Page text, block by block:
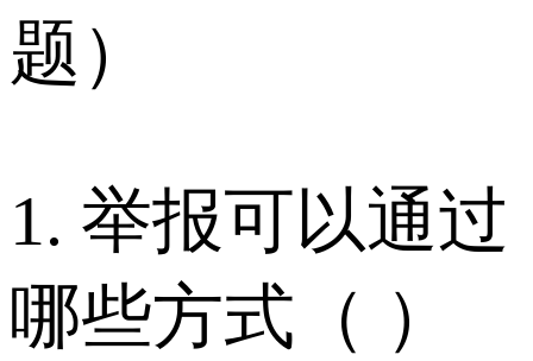
题）
1. 举报可以通过
哪些方式（ ）